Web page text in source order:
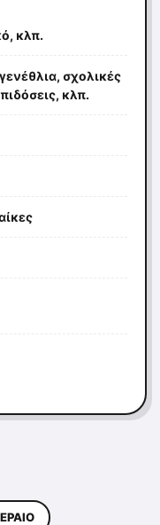
κλπ.
σχολικές
κλπ.